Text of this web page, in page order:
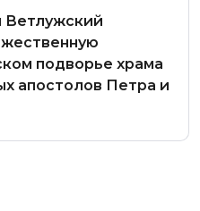
Ветлужский
подворье храма
апостолов Петра и